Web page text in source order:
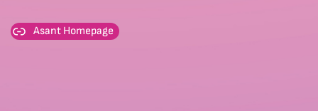
Asant Homepage